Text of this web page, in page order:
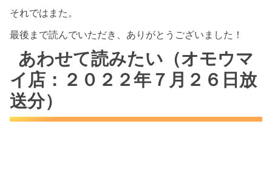
それではまた。
最後まで読んでいただき、ありがとうございました！
あわせて読みたい（オモウマ
イ店：２０２２年７月２６日放
送分）